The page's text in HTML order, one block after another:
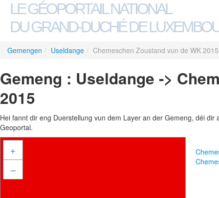
LE GÉOPORTAIL NATIONAL
DU GRAND-DUCHÉ DE
Gemengen / Useldange / Chemeschen Zoustand vun de WK 2015
Gemeng : Useldange ->
2015
Hei fannt dir eng Duerstellung vun dem Layer an der Gemeng, déi
Geoportal.
+
–